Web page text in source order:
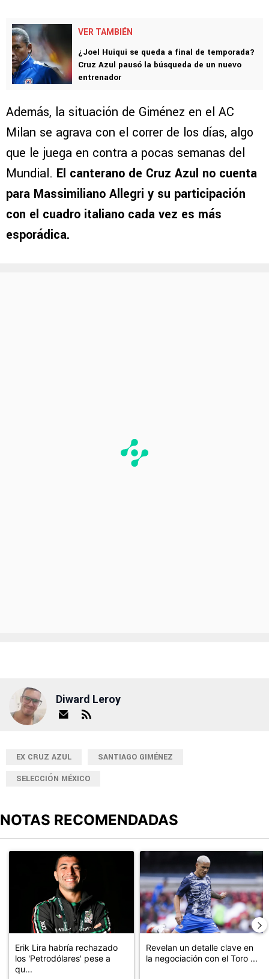
VER TAMBIÉN
¿Joel Huiqui se queda a final de temporada?
Cruz Azul pausó la búsqueda de un nuevo
entrenador
Además, la situación de Giménez en el AC
Milan se agrava con el correr de los días, algo
que le juega en contra a pocas semanas del
Mundial. El canterano de Cruz Azul no cuenta
para Massimiliano Allegri y su participación
con el cuadro italiano cada vez es más
esporádica.
Diward Leroy
EX CRUZ AZUL
SANTIAGO GIMÉNEZ
SELECCIÓN MÉXICO
NOTAS RECOMENDADAS
Un artículo de tendencia con el título "Erik Lira habría
Erik Lira habría rechazado
los 'Petrodólares' pese a
qu...
Un artículo de tendencia con
Revelan un detalle clave en
la negociación con el Toro ...